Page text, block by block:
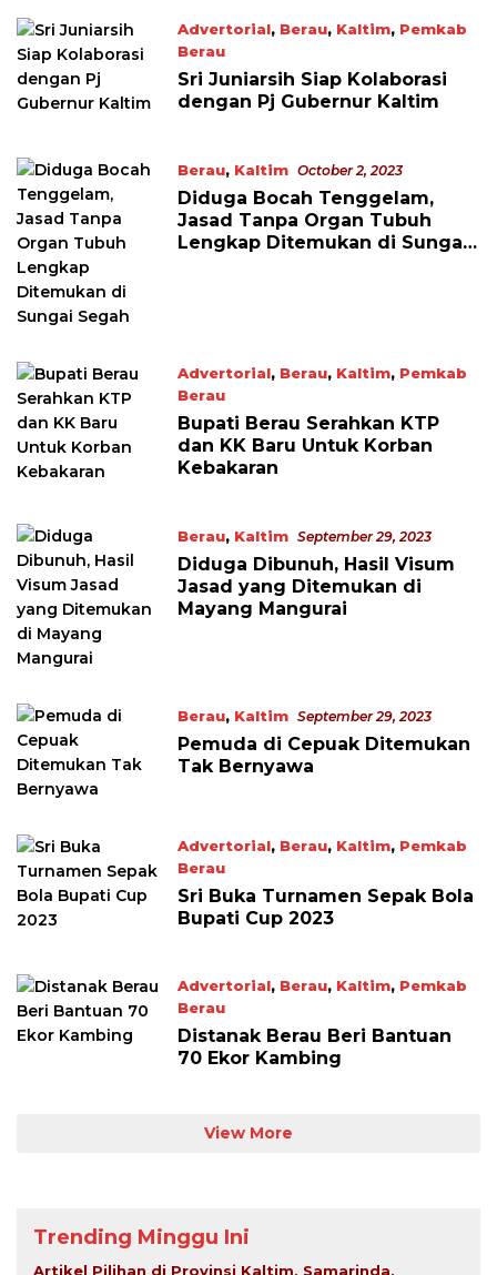
Advertorial, Berau, Kaltim, Pemkab
Berau
October 2, 2023
Sri Juniarsih Siap Kolaborasi
dengan Pj Gubernur Kaltim
Berau, Kaltim October 2, 2023
Diduga Bocah Tenggelam,
Jasad Tanpa Organ Tubuh
Lengkap Ditemukan di Sungai
Advertorial, Berau, Kaltim, Pemkab
Berau
September 29, 2023
Bupati Berau Serahkan KTP
dan KK Baru Untuk Korban
Kebakaran
Berau, Kaltim September 29, 2023
Diduga Dibunuh, Hasil Visum
Jasad yang Ditemukan di
Mayang Mangurai
Berau, Kaltim September 29, 2023
Pemuda di Cepuak Ditemukan
Tak Bernyawa
Advertorial, Berau, Kaltim, Pemkab
Berau
September 29, 2023
Sri Buka Turnamen Sepak Bola
Bupati Cup 2023
Advertorial, Berau, Kaltim, Pemkab
Berau
September 29, 2023
Distanak Berau Beri Bantuan
70 Ekor Kambing
View More
Trending Minggu Ini
Artikel Pilihan di Provinsi Kaltim, Samarinda,